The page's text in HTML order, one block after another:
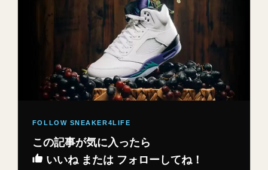
この記事が気に入ったら
いいね または フォローしてね！